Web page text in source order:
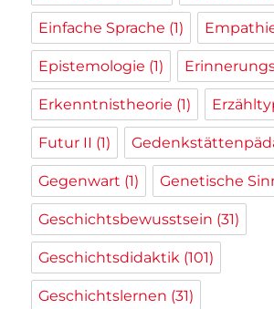
Einfache Sprache (1)
Epistemologie (1)
Erkenntnistheorie (1)
Futur II (1)
Gegenwart (1) Genetische
Geschichtsbewusstsein (31)
Geschichtsdidaktik (101)
Geschichtslernen (31)